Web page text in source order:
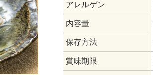
アレルゲン
内容量
保存方法
賞味期限